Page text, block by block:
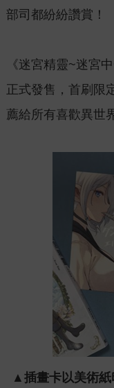
部司都紛紛讚賞！
《迷宮精靈~迷宮
正式發售，首刷限
薦給所有喜歡異世
▲插畫卡以美術紙